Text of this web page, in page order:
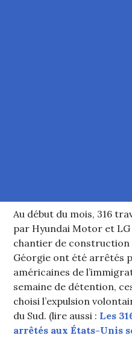
Au début du mois, 316
par Hyundai Motor et
chantier de construction
Géorgie ont été arrêtés
américaines de
semaine de détention,
choisi l’expulsion
du Sud. (lire aussi : Les
arrêtés aux États-Unis